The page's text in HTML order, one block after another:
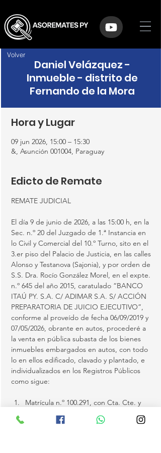
Daniel Velázquez -
Inmueble - distrito de
Fernando de la Mora
Hora y Lugar
09 jun 2026, 15:00 – 15:30
&, Asunción 001004, Paraguay
Edicto de Remate
REMATE JUDICIAL
El día 9 de junio de 2026, a las 15:00 h, en la
Sec. n.º 20 del Juzgado de 1.ª Instancia en
lo Civil y Comercial del 10.º Turno, sito en el
3.er piso del Palacio de Justicia, en las calles
Alonso y Testanova (Sajonia), y por orden de
S.S. Dra. Rocío González Morel, en el expte.
n.º 645 del año 2015, caratulado “BANCO
ITAÚ PY. S.A. C/ ADIMAR S.A. S/ ACCIÓN
PREPARATORIA DE JUICIO EJECUTIVO”,
conforme al proveído de fecha 06/09/2019 y
07/05/2026, obrante en autos, procederé a
la venta en pública subasta de los bienes
inmuebles embargados en autos, con todo
lo en ellos edificado, clavado y plantado, e
individualizados en los Registros Públicos
como sigue:
Matrícula n.º 100.291, con Cta. Cte. y
Sub Cta. n.º 27-1285-13/00-02, Unidad 1
Planta Baja, del distrito de Fernando
Volver